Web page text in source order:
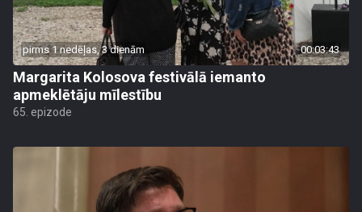
pirms 1 nedēļas, 3 dienām 00:03:43
Margarita Kolosova festivālā iemanto
apmeklētāju mīlestību
65. epizode